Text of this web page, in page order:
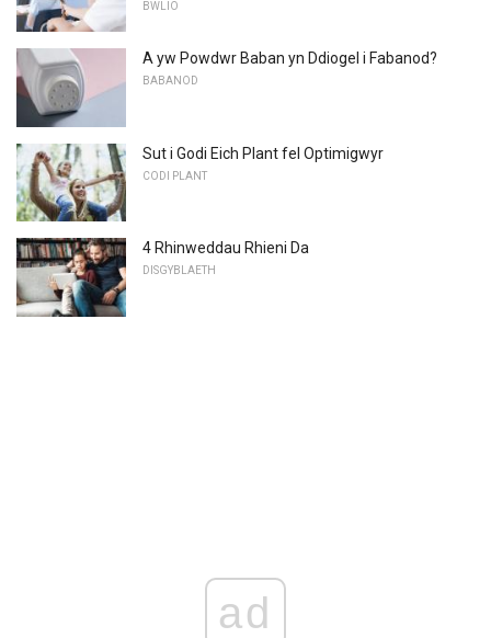
BWLIO
A yw Powdwr Baban yn Ddiogel i Fabanod?
BABANOD
Sut i Godi Eich Plant fel Optimigwyr
CODI PLANT
4 Rhinweddau Rhieni Da
DISGYBLAETH
ad